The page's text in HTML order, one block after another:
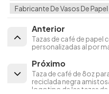
Fabricante De Vasos De Papel
Anterior
Tazas de café de
personalizadas al por
Próximo
Taza de café de 8oz
reciclada negra
logotipo de las tazas de